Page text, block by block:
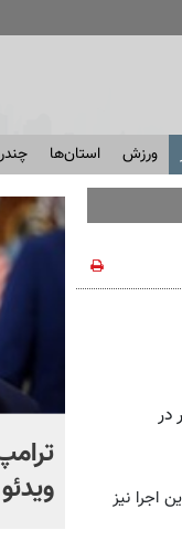
ورزش استان‌ها
کوروش متین در روزهای 26 و 27 مهر در
اجرا نیز
صلاحیت
ویدئو